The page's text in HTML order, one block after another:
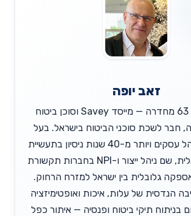
זאב יופה
זאב יופה, בן 63 מחדרה — מייסד Savey וסוכן ביטוח
חבר לשכת סוכני הביטוח בישראל. בעל
תואר שני במנהל עסקים ויותר מ-40 שנות ניסיון בתעשיית
ההייטק הישראלית, שם ניהל ייצור ו-NPI בחברות תקשורת
גלובלית בין ישראל למזרח הרחוק.
הנדסית של עלות, איכות ואופטימיזציה
בניתוח תיקי ביטוח ופנסיה — איתור כפל